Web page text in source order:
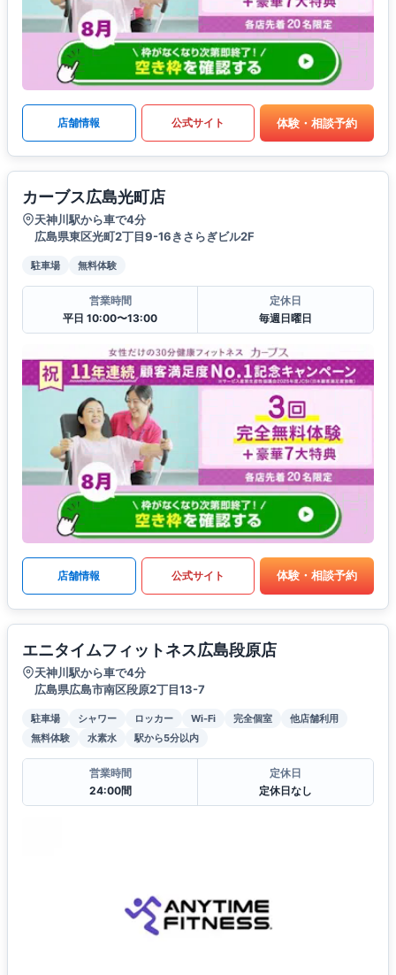
店舗情報 公式サイト 体験・相談予約
カーブス広島光町店
天神川駅から車で4分
広島県東区光町2丁目9-16きさらぎビル2F
駐車場 無料体験
営業時間
平日 10:00〜13:00
定休日
毎週日曜日
店舗情報 公式サイト 体験・相談予約
エニタイムフィットネス広島段原店
天神川駅から車で4分
広島県広島市南区段原2丁目13-7
駐車場 シャワー ロッカー Wi-Fi 完全個室
他店舗利用
無料体験
水素水 駅から5分以内
営業時間
24:00間
定休日
定休日なし